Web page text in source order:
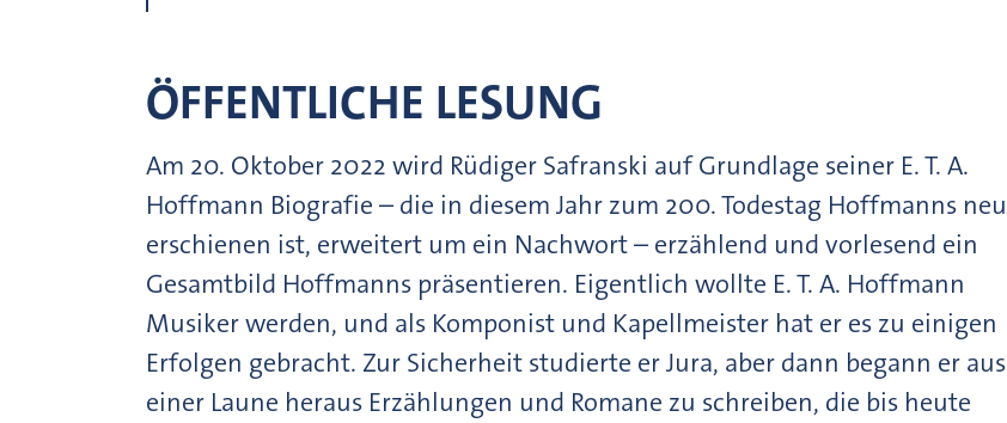
ÖFFENTLICHE LESUNG
Am 20. Oktober 2022 wird Rüdiger Safranski auf Grundlage seiner E. T. A.
Hoffmann Biografie – die in diesem Jahr zum 200. Todestag Hoffmanns neu
erschienen ist, erweitert um ein Nachwort – erzählend und vorlesend ein
Gesamtbild Hoffmanns präsentieren. Eigentlich wollte E. T. A. Hoffmann
Musiker werden, und als Komponist und Kapellmeister hat er es zu einigen
Erfolgen gebracht. Zur Sicherheit studierte er Jura, aber dann begann er aus
einer Laune heraus Erzählungen und Romane zu schreiben, die bis heute